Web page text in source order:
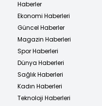
Haberler
Ekonomi Haberleri
Güncel Haberler
Magazin Haberleri
Spor Haberleri
Dünya Haberleri
Sağlık Haberleri
Kadın Haberleri
Teknoloji Haberleri